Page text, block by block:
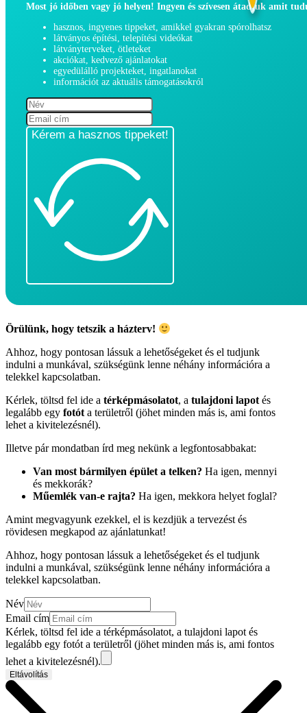
Most jó időben vagy jó helyen! Ingyen és szívesen átadjuk amit
hasznos, ingyenes tippeket, amikkel gyakran spórolhatsz
látványos építési, telepítési videókat
látványterveket, ötleteket
akciókat, kedvező ajánlatokat
egyedülálló projekteket, ingatlanokat
információt az aktuális támogatásokról
Kérem a hasznos tippeket!
Örülünk, hogy tetszik a házterv!
Ahhoz, hogy pontosan lássuk a lehetőségeket és el tudjunk
indulni a munkával, szükségünk lenne néhány információra a
telekkel kapcsolatban.
Kérlek, töltsd fel ide a térképmásolatot, a tulajdoni lapot és
legalább egy fotót a területről (jöhet minden más is, ami fontos
lehet a kivitelezésnél).
Illetve pár mondatban írd meg nekünk a legfontosabbakat:
Van most bármilyen épület a telken? Ha igen, mennyi
és mekkorák?
Műemlék van-e rajta? Ha igen, mekkora helyet foglal?
Amint megvagyunk ezekkel, el is kezdjük a tervezést és
rövidesen megkapod az ajánlatunkat!
Ahhoz, hogy pontosan lássuk a lehetőségeket és el tudjunk
indulni a munkával, szükségünk lenne néhány információra a
telekkel kapcsolatban.
Név
Email cím
Kérlek, töltsd fel ide a térképmásolatot, a tulajdoni lapot és
legalább egy fotót a területről (jöhet minden más is, ami fontos
lehet a kivitelezésnél).
Eltávolítás